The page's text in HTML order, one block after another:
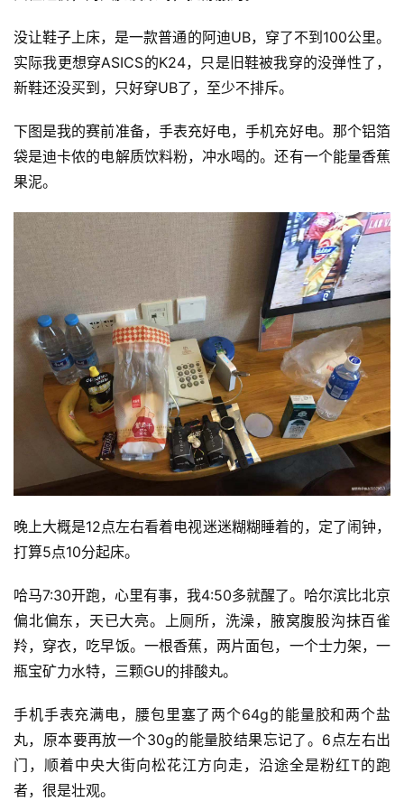
没让鞋子上床，是一款普通的阿迪UB，穿了不到100公里。
实际我更想穿ASICS的K24，只是旧鞋被我穿的没弹性了，
新鞋还没买到，只好穿UB了，至少不排斥。
下图是我的赛前准备，手表充好电，手机充好电。那个铝箔
袋是迪卡侬的电解质饮料粉，冲水喝的。还有一个能量香蕉
果泥。
晚上大概是12点左右看着电视迷迷糊糊睡着的，定了闹钟，
打算5点10分起床。
哈马7:30开跑，心里有事，我4:50多就醒了。哈尔滨比北京
偏北偏东，天已大亮。上厕所，洗澡，腋窝腹股沟抹百雀
羚，穿衣，吃早饭。一根香蕉，两片面包，一个士力架，一
瓶宝矿力水特，三颗GU的排酸丸。
手机手表充满电，腰包里塞了两个64g的能量胶和两个盐
丸，原本要再放一个30g的能量胶结果忘记了。6点左右出
门，顺着中央大街向松花江方向走，沿途全是粉红T的跑
者，很是壮观。